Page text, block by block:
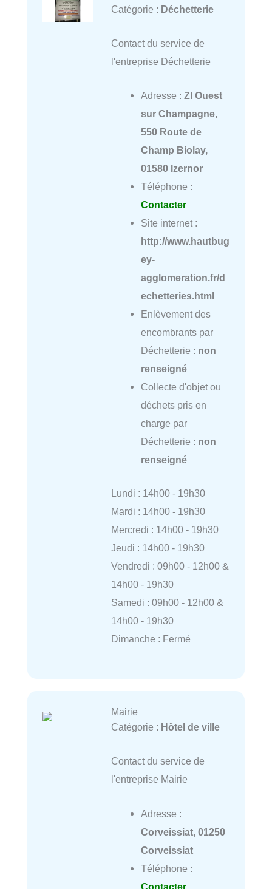
Catégorie : Déchetterie
Contact du service de
l'entreprise Déchetterie
Adresse : ZI Ouest
sur Champagne,
550 Route de
Champ Biolay,
01580 Izernor
Téléphone :
Contacter
Site internet :
http://www.hautbug
ey-
agglomeration.fr/d
echetteries.html
Enlèvement des
encombrants par
Déchetterie : non
renseigné
Collecte d'objet ou
déchets pris en
charge par
Déchetterie : non
renseigné
Lundi : 14h00 - 19h30
Mardi : 14h00 - 19h30
Mercredi : 14h00 - 19h30
Jeudi : 14h00 - 19h30
Vendredi : 09h00 - 12h00 &
14h00 - 19h30
Samedi : 09h00 - 12h00 &
14h00 - 19h30
Dimanche : Fermé
Mairie
Catégorie : Hôtel de ville
Contact du service de
l'entreprise Mairie
Adresse :
Corveissiat, 01250
Corveissiat
Téléphone :
Contacter